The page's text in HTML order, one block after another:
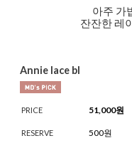
아주 가
잔잔한 레
Annie lace bl
PRICE 51,000원
RESERVE 500원